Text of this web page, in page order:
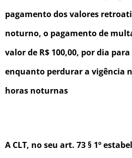
pagamento dos valores
noturno, o pagamento de
valor de R$ 100,00, por dia
enquanto perdurar a vigência
horas noturnas
A CLT, no seu art. 73 § 1º